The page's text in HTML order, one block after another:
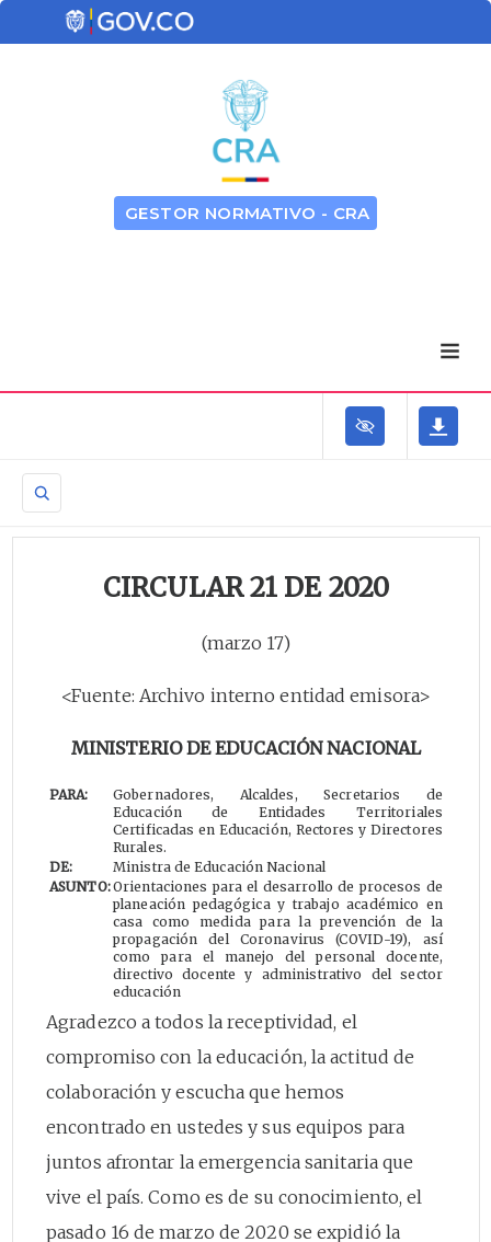
GESTOR NORMATIVO - CRA
CIRCULAR 21 DE 2020
(marzo 17)
<Fuente: Archivo interno entidad emisora>
MINISTERIO DE EDUCACIÓN NACIONAL
PARA:
Gobernadores, Alcaldes, Secretarios de
Educación de Entidades Territoriales
Certificadas en Educación, Rectores y Directores
Rurales.
DE:
Ministra de Educación Nacional
ASUNTO:Orientaciones para el desarrollo de procesos de
planeación pedagógica y trabajo académico en
casa como medida para la prevención de la
propagación del Coronavirus (COVID-19), así
como para el manejo del personal docente,
directivo docente y administrativo del sector
educación
Agradezco a todos la receptividad, el
compromiso con la educación, la actitud de
colaboración y escucha que hemos
encontrado en ustedes y sus equipos para
juntos afrontar la emergencia sanitaria que
vive el país. Como es de su conocimiento, el
pasado 16 de marzo de 2020 se expidió la